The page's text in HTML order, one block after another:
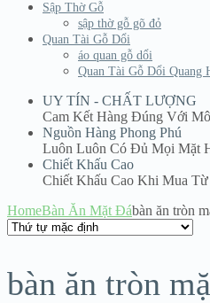
Sập Thờ Gỗ
sập thờ gỗ gõ đỏ
Quan Tài Gỗ Dổi
áo quan gỗ dổi
Quan Tài Gỗ Dổi Quang
UY TÍN - CHẤT LƯỢNG
Cam Kết Hàng Đúng Với
Nguồn Hàng Phong Phú
Luôn Luôn Có Đủ Mọi Mặt
Chiết Khấu Cao
Chiết Khấu Cao Khi Mua Từ
HomeBàn Ăn Mặt Đábàn ăn tròn
bàn ăn tròn